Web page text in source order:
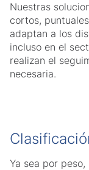
Nuestras
cortos,
adaptan a los
incluso en el
realizan el
necesaria.
Ya sea por